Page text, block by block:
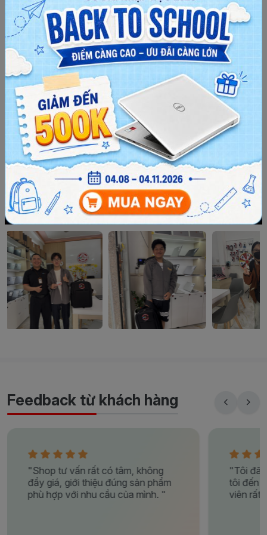
Feedback từ khách hàng
"Shop tư vấn rất có tâm, không
đẩy giá, giới thiệu đúng sản phẩm
phù hợp với nhu cầu của mình. "
"Tôi đã
tôi đến
viên rất